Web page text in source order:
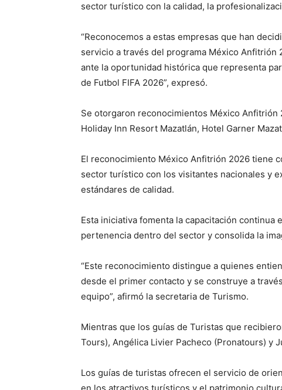
sector turístico con la calidad, la
“Reconocemos a estas empresas que han
servicio a través del programa México
ante la oportunidad histórica que representa
de Futbol FIFA 2026”, expresó.
Se otorgaron reconocimientos México Anfitrión
Holiday Inn Resort Mazatlán, Hotel Garner
El reconocimiento México Anfitrión 2026 tiene
sector turístico con los visitantes nacionales y
estándares de calidad.
Esta iniciativa fomenta la capacitación
pertenencia dentro del sector y consolida la
“Este reconocimiento distingue a quienes
desde el primer contacto y se construye a
equipo”, afirmó la secretaria de Turismo.
Mientras que los guías de Turistas que
Tours), Angélica Livier Pacheco (Pronatours) y
Los guías de turistas ofrecen el servicio de